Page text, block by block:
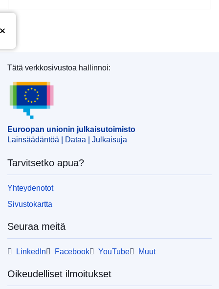
Euroopan unionin julkaisutoimisto
Tätä verkkosivustoa hallinnoi:
Euroopan unionin julkaisutoimisto
Lainsäädäntöä | Dataa | Julkaisuja
Tarvitsetko apua?
Yhteydenotot
Sivustokartta
Seuraa meitä
LinkedIn Facebook YouTube Muut
Oikeudelliset ilmoitukset